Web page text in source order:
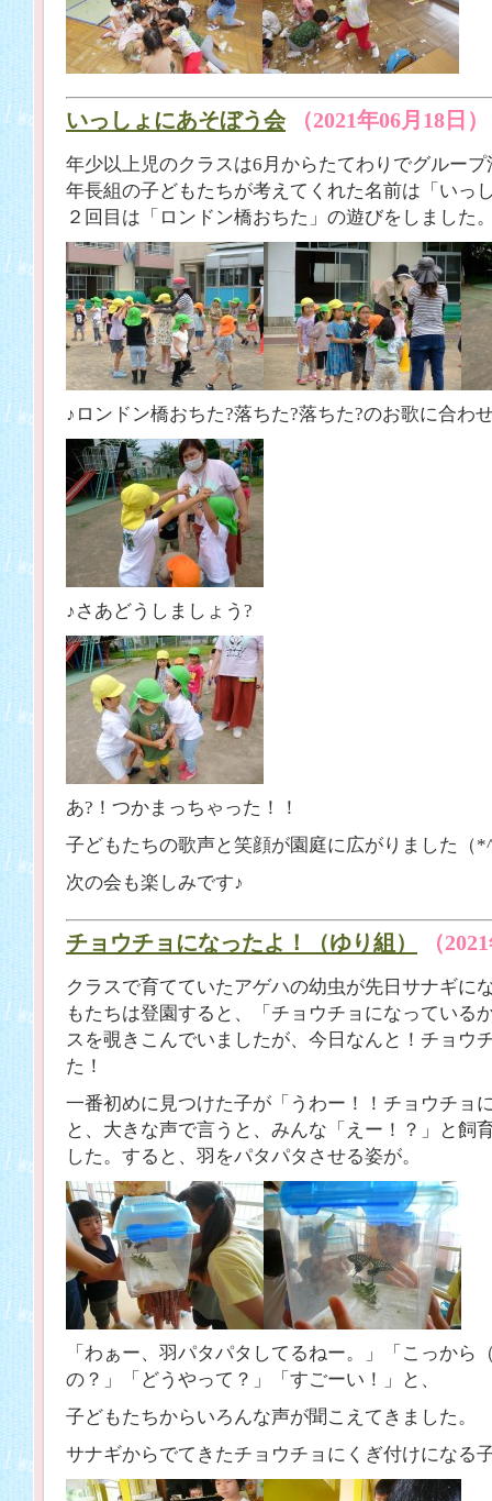
いっしょにあそぼう会 （2021年06月18日）
年少以上児のクラスは6月からたてわりでグルー
年長組の子どもたちが考えてくれた名前は「いっ
２回目は「ロンドン橋おちた」の遊びをしました
♪ロンドン橋おちた?落ちた?落ちた?のお歌に合わ
♪さあどうしましょう?
あ?！つかまっちゃった！！
子どもたちの歌声と笑顔が園庭に広がりました（
次の会も楽しみです♪
チョウチョになったよ！（ゆり組） （
クラスで育てていたアゲハの幼虫が先日サナギに
もたちは登園すると、「チョウチョになっている
スを覗きこんでいましたが、今日なんと！チョウ
た！
一番初めに見つけた子が「うわー！！チョウチョ
と、大きな声で言うと、みんな「えー！？」と飼
した。すると、羽をパタパタさせる姿が。
「わぁー、羽パタパタしてるねー。」「こっから
の？」「どうやって？」「すごーい！」と、
子どもたちからいろんな声が聞こえてきました。
サナギからでてきたチョウチョにくぎ付けになる